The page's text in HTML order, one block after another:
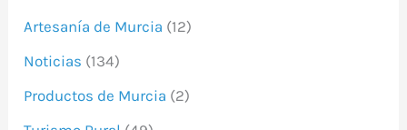
Artesanía de Murcia (12)
Noticias (134)
Productos de Murcia (2)